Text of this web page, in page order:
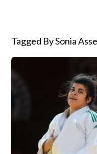
Tagged By Sonia